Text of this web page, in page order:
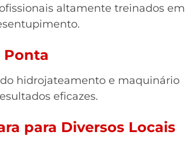
altamente treinados em
Ponta
hidrojateamento e maquinário
eficazes.
para Diversos Locais